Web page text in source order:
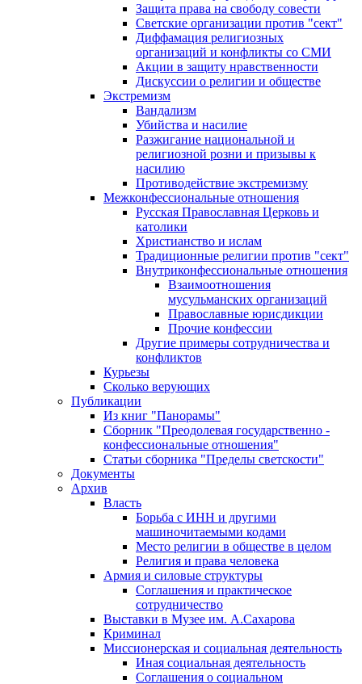
Защита права на свободу совести
Светские организации против "сект"
Диффамация религиозных
организаций и конфликты со СМИ
Акции в защиту нравственности
Дискуссии о религии и обществе
Экстремизм
Вандализм
Убийства и насилие
Разжигание национальной и
религиозной розни и призывы к
насилию
Противодействие экстремизму
Межконфессиональные отношения
Русская Православная Церковь и
католики
Христианство и ислам
Традиционные религии против "сект"
Внутриконфессиональные отношения
Взаимоотношения
мусульманских организаций
Православные юрисдикции
Прочие конфессии
Другие примеры сотрудничества и
конфликтов
Курьезы
Сколько верующих
Публикации
Из книг "Панорамы"
Сборник "Преодолевая государственно -
конфессиональные отношения"
Статьи сборника "Пределы светскости"
Документы
Архив
Власть
Борьба с ИНН и другими
машиночитаемыми кодами
Место религии в обществе в целом
Религия и права человека
Армия и силовые структуры
Соглашения и практическое
сотрудничество
Выставки в Музее им. А.Сахарова
Криминал
Миссионерская и социальная деятельность
Иная социальная деятельность
Соглашения о социальном